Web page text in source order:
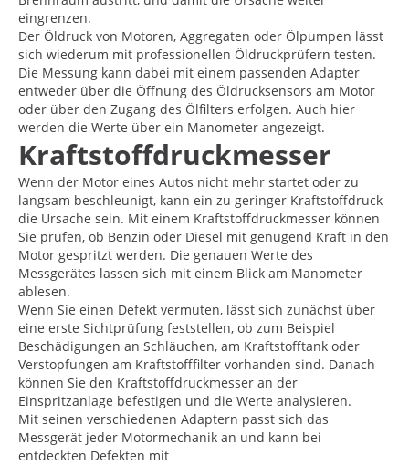
eingrenzen.
Der Öldruck von Motoren, Aggregaten oder Ölpumpen lässt
sich wiederum mit professionellen Öldruckprüfern testen.
Die Messung kann dabei mit einem passenden Adapter
entweder über die Öffnung des Öldrucksensors am Motor
oder über den Zugang des Ölfilters erfolgen. Auch hier
werden die Werte über ein Manometer angezeigt.
Kraftstoffdruckmesser
Wenn der Motor eines Autos nicht mehr startet oder zu
langsam beschleunigt, kann ein zu geringer Kraftstoffdruck
die Ursache sein. Mit einem Kraftstoffdruckmesser können
Sie prüfen, ob Benzin oder Diesel mit genügend Kraft in den
Motor gespritzt werden. Die genauen Werte des
Messgerätes lassen sich mit einem Blick am Manometer
ablesen.
Wenn Sie einen Defekt vermuten, lässt sich zunächst über
eine erste Sichtprüfung feststellen, ob zum Beispiel
Beschädigungen an Schläuchen, am Kraftstofftank oder
Verstopfungen am Kraftstofffilter vorhanden sind. Danach
können Sie den Kraftstoffdruckmesser an der
Einspritzanlage befestigen und die Werte analysieren.
Mit seinen verschiedenen Adaptern passt sich das
Messgerät jeder Motormechanik an und kann bei
entdeckten Defekten mit